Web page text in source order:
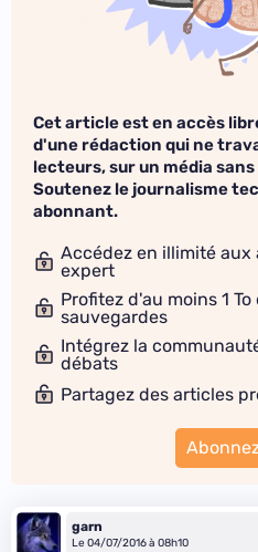
Cet article est en accès
d'une rédaction qui ne
lecteurs, sur un média
Soutenez le journalisme
abonnant.
Accédez en illimité aux
expert
Profitez d'au moins 1
sauvegardes
Intégrez la
débats
Partagez des articles
garn
Le 04/07/2016 à 08h10